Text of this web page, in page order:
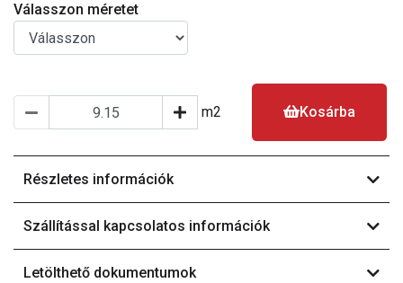
Válasszon méretet
m2 Kosárba
Részletes információk
Szállítással kapcsolatos információk
Letölthető dokumentumok